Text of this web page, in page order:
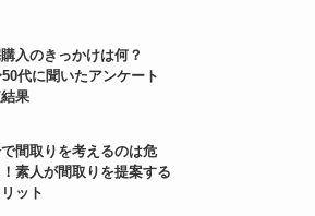
入のきっかけは何？
代に聞いたアンケート
果
間取りを考えるのは危
素人が間取りを提案する
ット